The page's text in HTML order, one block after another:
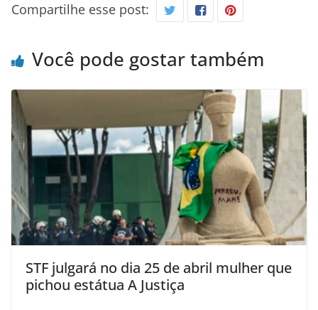
Compartilhe esse post:
Você pode gostar também
STF julgará no dia 25 de abril mulher que
pichou estátua A Justiça